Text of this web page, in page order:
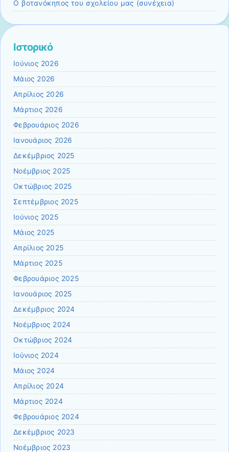
Ο βοτανόκηπος του σχολείου μας (συνέχεια)
Ιστορικό
Ιούνιος 2026
Μάιος 2026
Απρίλιος 2026
Μάρτιος 2026
Φεβρουάριος 2026
Ιανουάριος 2026
Δεκέμβριος 2025
Νοέμβριος 2025
Οκτώβριος 2025
Σεπτέμβριος 2025
Ιούνιος 2025
Μάιος 2025
Απρίλιος 2025
Μάρτιος 2025
Φεβρουάριος 2025
Ιανουάριος 2025
Δεκέμβριος 2024
Νοέμβριος 2024
Οκτώβριος 2024
Ιούνιος 2024
Μάιος 2024
Απρίλιος 2024
Μάρτιος 2024
Φεβρουάριος 2024
Δεκέμβριος 2023
Νοέμβριος 2023